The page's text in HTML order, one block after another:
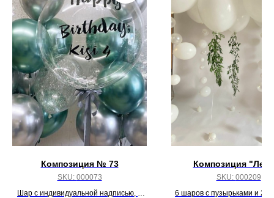
Композиция № 73
SKU: 000073
Шар с индивидуальной надписью, 4
Композиция
SKU: 000209
6 шаров с пузырьками и 2 с